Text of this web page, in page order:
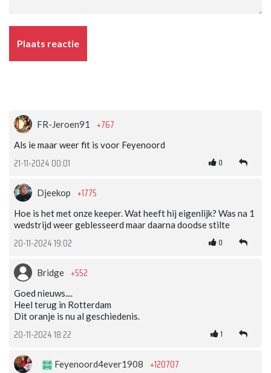
Plaats reactie
FR-Jeroen91 +767
Als ie maar weer fit is voor Feyenoord
21-11-2024 00:01 0
Djeekop +1775
Hoe is het met onze keeper. Wat heeft hij eigenlijk? Was na 1
wedstrijd weer geblesseerd maar daarna doodse stilte
20-11-2024 19:02 0
Bridge +552
Goed nieuws....
Heel terug in Rotterdam
Dit oranje is nu al geschiedenis.
20-11-2024 18:22 1
Feyenoord4ever1908 +120707